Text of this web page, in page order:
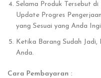
Selama Produk Tersebut
Update Progres
yang Sesuai yang Anda
Ketika Barang Sudah
Anda.
Cara Pembayaran :